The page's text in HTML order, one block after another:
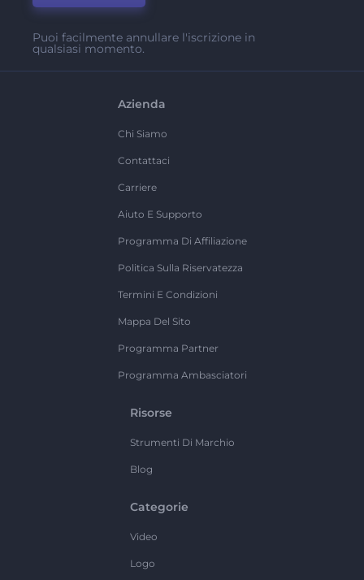
Puoi facilmente annullare l'iscrizione in
qualsiasi momento.
Azienda
Chi Siamo
Contattaci
Carriere
Aiuto E Supporto
Programma Di Affiliazione
Politica Sulla Riservatezza
Termini E Condizioni
Mappa Del Sito
Programma Partner
Programma Ambasciatori
Risorse
Strumenti Di Marchio
Blog
Categorie
Video
Logo